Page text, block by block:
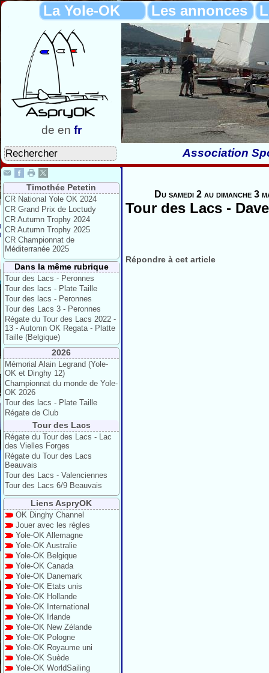
La Yole-OK Les annonces
de en fr
Association
Timothée Petetin
CR National Yole OK 2024
CR Grand Prix de Loctudy
CR Autumn Trophy 2024
CR Autumn Trophy 2025
CR Championnat de
Méditerranée 2025
Dans la même rubrique
Tour des Lacs - Peronnes
Tour des lacs - Plate Taille
Tour des lacs - Peronnes
Tour des Lacs 3 - Peronnes
Régate du Tour des Lacs 2022 -
13 - Automn OK Regata - Platte
Taille (Belgique)
2026
Mémorial Alain Legrand (Yole-
OK et Dinghy 12)
Championnat du monde de Yole-
OK 2026
Tour des lacs - Plate Taille
Régate de Club
Tour des Lacs
Régate du Tour des Lacs - Lac
des Vielles Forges
Régate du Tour des Lacs
Beauvais
Tour des Lacs - Valenciennes
Tour des Lacs 6/9 Beauvais
Liens AspryOK
OK Dinghy Channel
Jouer avec les règles
Yole-OK Allemagne
Yole-OK Australie
Yole-OK Belgique
Yole-OK Canada
Yole-OK Danemark
Yole-OK Etats unis
Yole-OK Hollande
Yole-OK International
Yole-OK Irlande
Yole-OK New Zélande
Yole-OK Pologne
Yole-OK Royaume uni
Yole-OK Suède
Yole-OK WorldSailing
Du samedi 2 au dimanche 3
Tour des Lacs - Dave
Répondre à cet article